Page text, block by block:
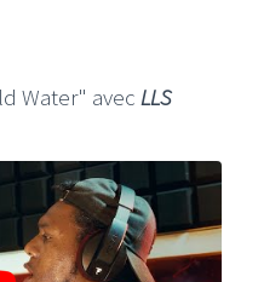
Water" avec LLS